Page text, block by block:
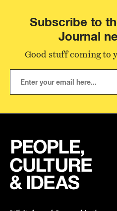
Subscribe to
Journal
Good stuff coming to